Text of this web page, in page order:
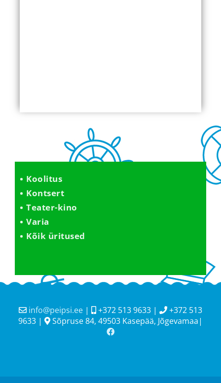
Koolitus
Kontsert
Teater-kino
Varia
Kõik üritused
info@peipsi.ee | +372 513 9633 |
+372 513
9633 |
Sõpruse 84, 49503 Kasepää, Jõgevamaa|